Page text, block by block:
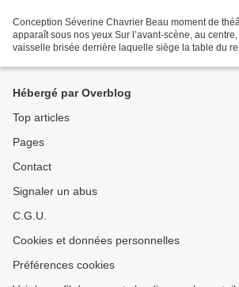
Conception Séverine Chavrier Beau moment de
apparaît sous nos yeux Sur l’avant-scène, au
vaisselle brisée derrière laquelle siège la table du
Hébergé par Overblog
Top articles
Pages
Contact
Signaler un abus
C.G.U.
Cookies et données personnelles
Préférences cookies